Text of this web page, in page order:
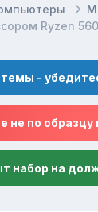
Ryzen
-
по образцу
набор на